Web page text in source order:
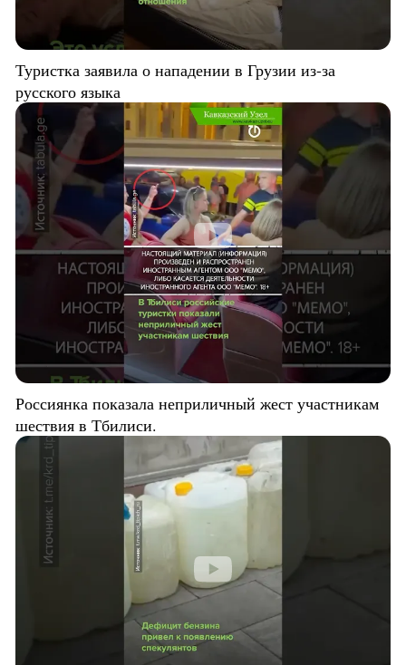
Туристка заявила о нападении в Грузии из-за
русского языка
Россиянка показала неприличный жест участникам
шествия в Тбилиси.